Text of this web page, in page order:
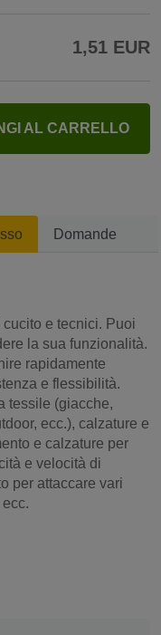
1,51 EUR
AL CARRELLO
Domande
e tecnici. Puoi
la sua funzionalità.
rapidamente
e flessibilità.
tessile (giacche,
ecc.), calzature e
e calzature per
e velocità di
per attaccare vari